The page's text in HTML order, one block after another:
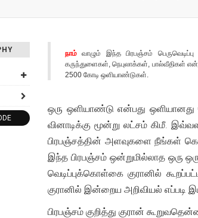
நாம்வாழும் இந்த பிரபஞ்சம்
கருந்துளைகள், நெபுலாக்கள்,
2500 கோடி ஒளியாண்டுகள்.
ஒரு ஒளியாண்டு என்பது
வினாடிக்கு மூன்று லட்சம் கிமீ.
பிரபஞ்சத்தின் அளவுகளை நீங்கள்
இந்த பிரபஞ்சம் ஒன்றுமில்லாத ஒரு
வெடிப்புக்கொள்கை குரானில்
குரானில் இன்றைய அறிவியல் எப்படி
பிரபஞ்சம் குறித்து குரான்